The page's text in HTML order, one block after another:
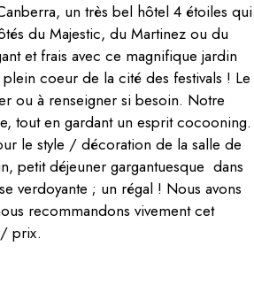
un très bel hôtel 4 étoiles qui
du Majestic, du Martinez ou du
et frais avec ce magnifique jardin
coeur de la cité des festivals ! Le
ou à renseigner si besoin. Notre
tout en gardant un esprit cocooning.
le style / décoration de la salle de
petit déjeuner gargantuesque dans
verdoyante ; un régal ! Nous avons
recommandons vivement cet
prix.